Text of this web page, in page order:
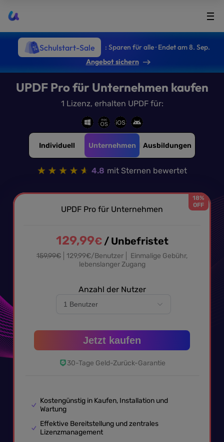
Schulstart-Sale
: Sparen für alle · Endet am 8. Sep.
Angebot sichern
UPDF Pro für Unternehmen kaufen
1 Lizenz, erhalten UPDF für:
Individuell Unternehmen Ausbildungen
4.8 mit Sternen bewertet
UPDF Pro für Unternehmen
18%
OFF
129,99€/ Unbefristet
159,99€ 129,99€/Benutzer
Einmalige Gebühr,
lebenslanger Zugang
Anzahl der Nutzer
Jetzt kaufen
30-Tage Geld-Zurück-Garantie
Kostengünstig in Kaufen, Installation und
Wartung
Effektive Bereitstellung und zentrales
Lizenzmanagement